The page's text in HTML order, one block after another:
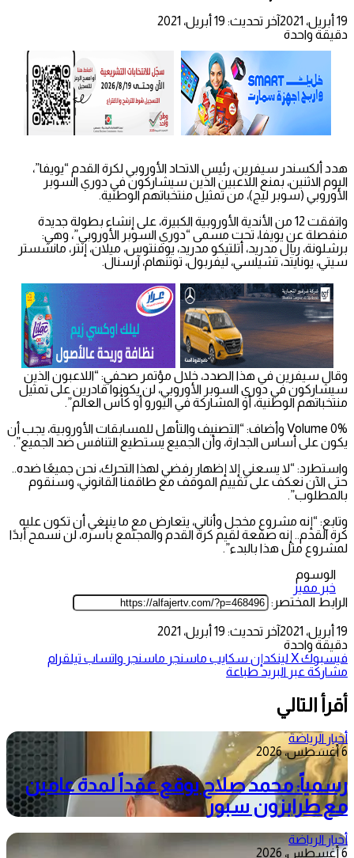
19 أبريل، 2021
آخر تحديث: 19 أبريل، 2021
دقيقة واحدة
هدد ألكسندر سيفرين، رئيس الاتحاد الأوروبي لكرة القدم “يويفا”،
اليوم الاثنين، بمنع اللاعبين الذين سيشاركون في دوري السوبر
الأوروبي (سوبر ليج)، من تمثيل منتخباتهم الوطنية.
واتفقت 12 من الأندية الأوروبية الكبيرة، على إنشاء بطولة جديدة
منفصلة عن يويفا، تحت مسمى “دوري السوبر الأوروبي”، وهي:
برشلونة، ريال مدريد، أتلتيكو مدريد، يوفنتوس، ميلان، إنتر، مانشستر
سيتي، يونايتد، تشيلسي، ليفربول، توتنهام، آرسنال.
وقال سيفرين في هذا الصدد، خلال مؤتمر صحفي: “اللاعبون الذين
سيشاركون في دوري السوبر الأوروبي، لن يكونوا قادرين على تمثيل
منتخباتهم الوطنية، أو المشاركة في اليورو أو كأس العالم”.
Volume 0% وأضاف: “التصنيف والتأهل للمسابقات الأوروبية، يجب أن
يكون على أساس الجدارة، وأن الجميع يستطيع التنافس ضد الجميع”.
واستطرد: “لا يسعني إلا إظهار رفضي لهذا التحرك، نحن جميعًا ضده..
حتى الآن نعكف على تقييم الموقف مع طاقمنا القانوني، وسنقوم
بالمطلوب”.
وتابع: “إنه مشروع مخجل وأناني، يتعارض مع ما ينبغي أن تكون عليه
كرة القدم.. إنه صفعة لقيم كرة القدم والمجتمع بأسره، لن نسمح أبدًا
لمشروع مثل هذا بالبدء”.
الوسوم
خبر مميز
الرابط المختصر:
19 أبريل، 2021
آخر تحديث: 19 أبريل، 2021
دقيقة واحدة
فيسبوك‫Xلينكدإن سكايب ماسنجر ماسنجر واتساب تيلقرام
مشاركة عبر البريد طباعة
أقرأ التالي
أخبار الرياضة
6 أغسطس، 2026
رسمياً: محمد صلاح يوقع عقداً لمدة عامين
مع طرابزون سبور
أخبار الرياضة
6 أغسطس، 2026